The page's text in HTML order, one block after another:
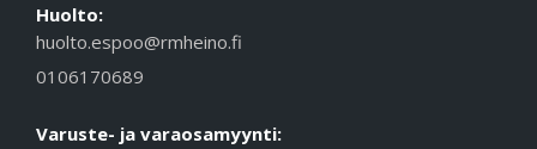
Huolto:
huolto.espoo@rmheino.fi
0106170689
Varuste- ja varaosamyynti: